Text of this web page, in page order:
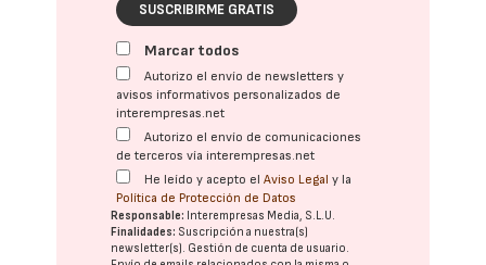
SUSCRIBIRME GRATIS
Marcar todos
Autorizo el envío de newsletters y
avisos informativos personalizados de
interempresas.net
Autorizo el envío de comunicaciones
de terceros vía interempresas.net
He leído y acepto elAviso Legal y la
Política de Protección de Datos
Responsable: Interempresas Media, S.L.U.
Finalidades: Suscripción a nuestra(s)
newsletter(s). Gestión de cuenta de usuario.